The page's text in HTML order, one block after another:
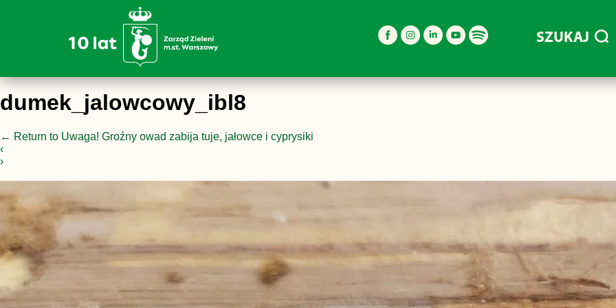
SZUKAJ
dumek_jalowcowy_ibl8
← Return to Uwaga! Groźny owad zabija tuje, jałowce i cyprysiki
‹
›